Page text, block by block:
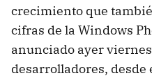
crecimiento que
cifras de la Windows
anunciado ayer
desarrolladores, desde